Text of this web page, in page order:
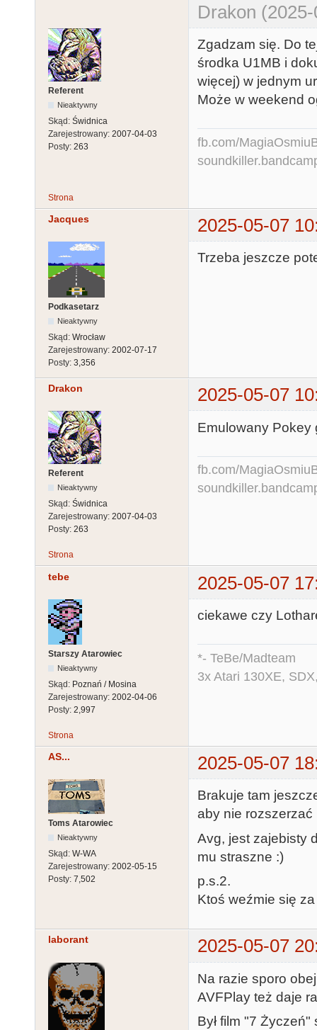
Drakon
Referent
Nieaktywny
Skąd: Świdnica
Zarejestrowany: 2007-04-03
Posty: 263
Zgadzam się. Do
środka U1MB i
więcej) w jednym
Może w weekend
fb.com/
Strona
Jacques 2025-05-07
Podkasetarz
Nieaktywny
Skąd: Wrocław
Zarejestrowany: 2002-07-17
Posty: 3,356
Trzeba jeszcze
Drakon 2025-05-07
Referent
Nieaktywny
Skąd: Świdnica
Zarejestrowany: 2007-04-03
Posty: 263
Emulowany Pokey
fb.com/
Strona
tebe 2025-05-07
Starszy Atarowiec
Nieaktywny
Skąd: Poznań / Mosina
Zarejestrowany: 2002-04-06
Posty: 2,997
ciekawe czy
*- TeBe/Madteam
3x Atari 130XE,
Strona
AS... 2025-05-07
Toms Atarowiec
Nieaktywny
Skąd: W-WA
Zarejestrowany: 2002-05-15
Posty: 7,502
Brakuje tam
aby nie rozszerzać
Avg, jest zajebisty
mu straszne :)
p.s.2.
Ktoś weźmie się
laborant 2025-05-07
Na razie sporo
AVFPlay też daje
Był film "7